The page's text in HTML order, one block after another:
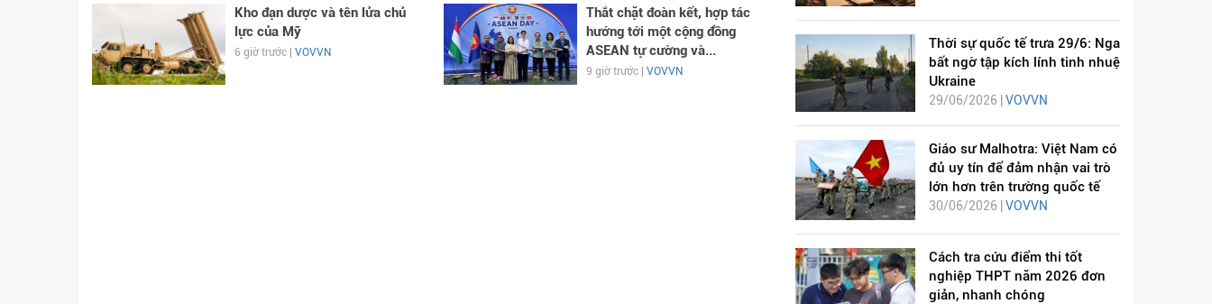
Kho đạn dược và tên lửa chủ
lực của Mỹ
6 giờ trước | VOVVN
Thắt chặt đoàn kết, hợp tác
hướng tới một cộng đồng
ASEAN tự cường và...
9 giờ trước | VOVVN
Thời sự quốc tế trưa 29/6: Nga
bất ngờ tập kích lính tinh nhuệ
Ukraine
29/06/2026 | VOVVN
Giáo sư Malhotra: Việt Nam có
đủ uy tín để đảm nhận vai trò
lớn hơn trên trường quốc tế
30/06/2026 | VOVVN
Cách tra cứu điểm thi tốt
nghiệp THPT năm 2026 đơn
giản, nhanh chóng